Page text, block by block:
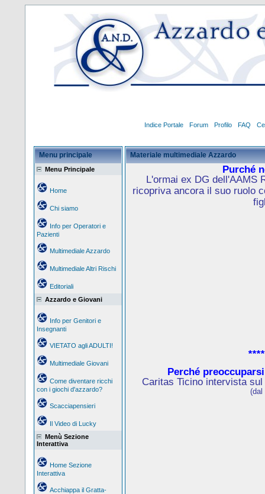
Indice Portale Forum Profilo FAQ
Menu principale
Menu Principale
Home
Chi siamo
Info per Operatori e
Pazienti
Multimediale Azzardo
Multimediale Altri Rischi
Editoriali
Azzardo e Giovani
Info per Genitori e
Insegnanti
VIETATO agli ADULTI!
Multimediale Giovani
Come diventare ricchi
con i giochi d'azzardo?
Scacciapensieri
Il Video di Lucky
Menù Sezione
Interattiva
Home Sezione
Interattiva
Acchiappa il Gratta-
Materiale multimediale Azzardo
Purché
L'ormai ex DG dell'AAMS
ricopriva ancora il suo ruolo
Perché
Caritas Ticino intervista
(dal